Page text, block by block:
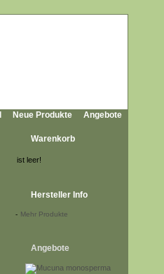
Neue Produkte Angebote
Warenkorb
ist leer!
Hersteller Info
- Mehr Produkte
Angebote